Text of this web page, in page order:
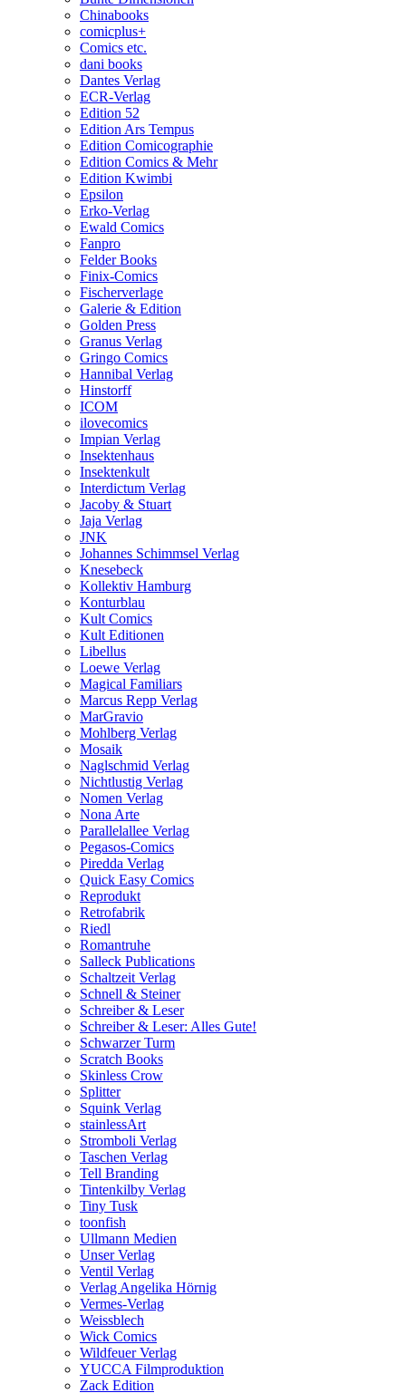
Chinabooks
comicplus+
Comics etc.
dani books
Dantes Verlag
ECR-Verlag
Edition 52
Edition Ars Tempus
Edition Comicographie
Edition Comics & Mehr
Edition Kwimbi
Epsilon
Erko-Verlag
Ewald Comics
Fanpro
Felder Books
Finix-Comics
Fischerverlage
Galerie & Edition
Golden Press
Granus Verlag
Gringo Comics
Hannibal Verlag
Hinstorff
ICOM
ilovecomics
Impian Verlag
Insektenhaus
Insektenkult
Interdictum Verlag
Jacoby & Stuart
Jaja Verlag
JNK
Johannes Schimmsel Verlag
Knesebeck
Kollektiv Hamburg
Konturblau
Kult Comics
Kult Editionen
Libellus
Loewe Verlag
Magical Familiars
Marcus Repp Verlag
MarGravio
Mohlberg Verlag
Mosaik
Naglschmid Verlag
Nichtlustig Verlag
Nomen Verlag
Nona Arte
Parallelallee Verlag
Pegasos-Comics
Piredda Verlag
Quick Easy Comics
Reprodukt
Retrofabrik
Riedl
Romantruhe
Salleck Publications
Schaltzeit Verlag
Schnell & Steiner
Schreiber & Leser
Schreiber & Leser: Alles Gute!
Schwarzer Turm
Scratch Books
Skinless Crow
Splitter
Squink Verlag
stainlessArt
Stromboli Verlag
Taschen Verlag
Tell Branding
Tintenkilby Verlag
Tiny Tusk
toonfish
Ullmann Medien
Unser Verlag
Ventil Verlag
Verlag Angelika Hörnig
Vermes-Verlag
Weissblech
Wick Comics
Wildfeuer Verlag
YUCCA Filmproduktion
Zack Edition